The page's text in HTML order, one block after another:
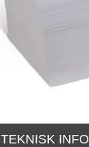
TEKNISK INFO